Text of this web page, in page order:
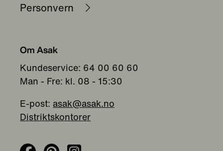
Personvern
Om Asak
Kundeservice: 64 00 60 60
Man - Fre: kl. 08 - 15:30
E-post: asak@asak.no
Distriktskontorer